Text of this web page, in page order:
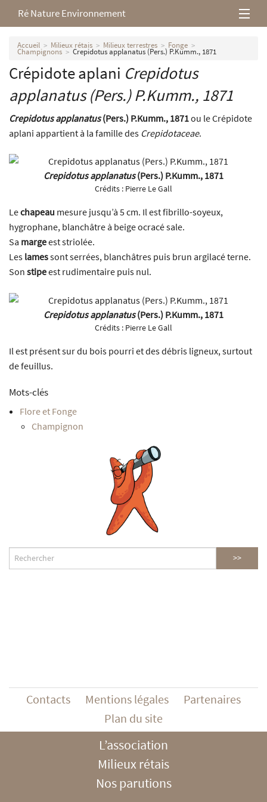
Ré Nature Environnement
L’association
Milieux rétais
Nos parutions
Accueil Milieux rétais Milieux terrestres Fonge
Champignons Crepidotus applanatus (Pers.) P.Kumm., 1871
Crépidote aplani Crepidotus
applanatus(Pers.) P.Kumm., 1871
Crepidotus applanatus(Pers.) P.Kumm., 1871ou le Crépidote
aplani appartient à la famille des Crepidotaceae.
Crepidotus applanatus(Pers.) P.Kumm., 1871
Crédits : Pierre Le Gall
Lechapeau mesure jusqu’à 5 cm. Il est fibrillo-soyeux,
hygrophane, blanchâtre à beige ocracé sale.
Sa margeest striolée.
Les lamessont serrées, blanchâtres puis brun argilacé terne.
Son stipeest rudimentaire puis nul.
Crepidotus applanatus(Pers.) P.Kumm., 1871
Crédits : Pierre Le Gall
Il est présent sur du bois pourri et des débris ligneux, surtout
de feuillus.
Mots-clés
Flore et Fonge
Champignon
Contacts Mentions légales
Partenaires
Plan du site
L’association
Milieux rétais
Nos parutions